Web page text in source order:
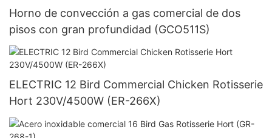
Horno de convección a gas comercial de dos
pisos con gran profundidad (GCO511S)
ELECTRIC 12 Bird Commercial Chicken Rotisserie
Hort 230V/4500W (ER-266X)